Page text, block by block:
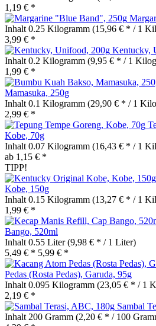
1,19 € *
Inhalt 0.25 Kilogramm (15,96 € * / 1
3,99 € *
Kentucky,
Inhalt 0.2 Kilogramm (9,95 € * / 1
1,99 € *
Mamasuka, 250g
Inhalt 0.1 Kilogramm (29,90 € * / 1
2,99 € *
Kobe, 70g
Inhalt 0.07 Kilogramm (16,43 € * / 1
ab 1,15 € *
TIPP!
Kobe, 150g
Inhalt 0.15 Kilogramm (13,27 € * / 1
1,99 € *
Bango, 520ml
Inhalt 0.55 Liter(9,98 € * / 1 Liter)
5,49 € * 5,99 € *
Pedas (Rosta Pedas), Garuda, 95g
Inhalt 0.095 Kilogramm (23,05 € * / 1
2,19 € *
Sambal
Inhalt 200 Gramm (2,20 € * / 100